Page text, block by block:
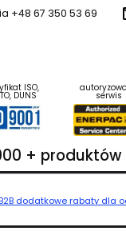
+48 67 350 53 69
ISO,
DUNS serwis
+
B2B dodatkowe rabaty dla